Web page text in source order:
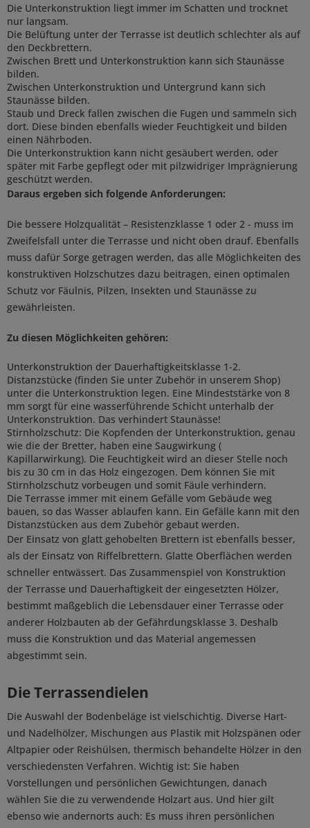
Die Unterkonstruktion liegt immer im Schatten und trocknet
nur langsam.
Die Belüftung unter der Terrasse ist deutlich schlechter als auf
den Deckbrettern.
Zwischen Brett und Unterkonstruktion kann sich Staunässe
bilden.
Zwischen Unterkonstruktion und Untergrund kann sich
Staunässe bilden.
Staub und Dreck fallen zwischen die Fugen und sammeln sich
dort. Diese binden ebenfalls wieder Feuchtigkeit und bilden
einen Nährboden.
Die Unterkonstruktion kann nicht gesäubert werden, oder
später mit Farbe gepflegt oder mit pilzwidriger Imprägnierung
geschützt werden.
Daraus ergeben sich folgende Anforderungen:
Die bessere Holzqualität – Resistenzklasse 1 oder 2 - muss im
Zweifelsfall unter die Terrasse und nicht oben drauf. Ebenfalls
muss dafür Sorge getragen werden, das alle Möglichkeiten des
konstruktiven Holzschutzes dazu beitragen, einen optimalen
Schutz vor Fäulnis, Pilzen, Insekten und Staunässe zu
gewährleisten.
Zu diesen Möglichkeiten gehören:
Unterkonstruktion der Dauerhaftigkeitsklasse 1-2.
Distanzstücke (finden Sie unter Zubehör in unserem Shop)
unter die Unterkonstruktion legen. Eine Mindeststärke von 8
mm sorgt für eine wasserführende Schicht unterhalb der
Unterkonstruktion. Das verhindert Staunässe!
Stirnholzschutz: Die Kopfenden der Unterkonstruktion, genau
wie die der Bretter, haben eine Saugwirkung (
Kapillarwirkung). Die Feuchtigkeit wird an dieser Stelle noch
bis zu 30 cm in das Holz eingezogen. Dem können Sie mit
Stirnholzschutz vorbeugen und somit Fäule verhindern.
Die Terrasse immer mit einem Gefälle vom Gebäude weg
bauen, so das Wasser ablaufen kann. Ein Gefälle kann mit den
Distanzstücken aus dem Zubehör gebaut werden.
Der Einsatz von glatt gehobelten Brettern ist ebenfalls besser,
als der Einsatz von Riffelbrettern. Glatte Oberflächen werden
schneller entwässert. Das Zusammenspiel von Konstruktion
der Terrasse und Dauerhaftigkeit der eingesetzten Hölzer,
bestimmt maßgeblich die Lebensdauer einer Terrasse oder
anderer Holzbauten ab der Gefährdungsklasse 3. Deshalb
muss die Konstruktion und das Material angemessen
abgestimmt sein.
Die Terrassendielen
Die Auswahl der Bodenbeläge ist vielschichtig. Diverse Hart-
und Nadelhölzer, Mischungen aus Plastik mit Holzspänen oder
Altpapier oder Reishülsen, thermisch behandelte Hölzer in den
verschiedensten Verfahren. Wichtig ist: Sie haben
Vorstellungen und persönlichen Gewichtungen, danach
wählen Sie die zu verwendende Holzart aus. Und hier gilt
ebenso wie andernorts auch: Es muss ihren persönlichen